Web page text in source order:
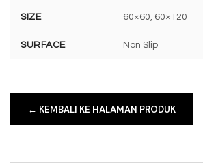
SIZE 60×60, 60×120
SURFACE Non Slip
← KEMBALI KE HALAMAN PRODUK